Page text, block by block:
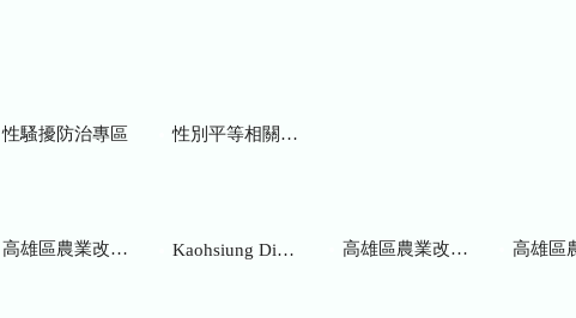
性騷擾防治專區 性別平等相關網站
高雄區農業改良場研究彙報 Kaohsiung District Agricultural Research and Extension Station 高雄區農業改良場年報 高雄區